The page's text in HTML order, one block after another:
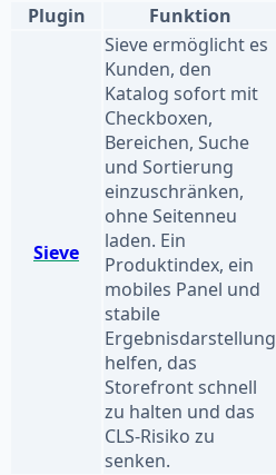
Plugin Funktion
Sieve
Sieve ermöglicht es
Kunden, den
Katalog sofort mit
Checkboxen,
Bereichen, Suche
und Sortierung
einzuschränken,
ohne Seitenneu
laden. Ein
Produktindex, ein
mobiles Panel und
stabile
Ergebnisdarstellung
helfen, das
Storefront schnell
zu halten und das
CLS-Risiko zu
senken.